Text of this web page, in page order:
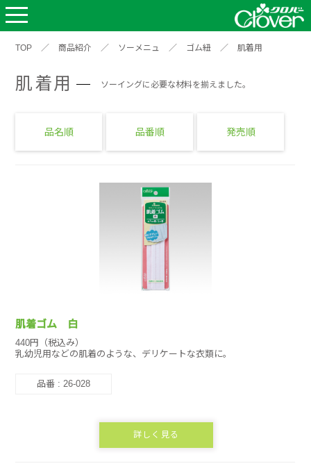
TOP ／ 商品紹介 ／ ソーメニュ ／ ゴム紐 ／ 肌着用
肌着用 ソーイングに必要な材料を揃えました。
品名順 品番順 発売順
肌着ゴム 白
440円（税込み）
乳幼児用などの肌着のような、デリケートな衣類に。
品番 : 26-028
詳しく見る